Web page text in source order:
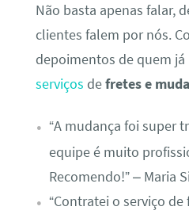
Não basta apenas falar,
clientes falem por nós.
depoimentos de quem
serviços defretes e
“A mudança foi super
equipe é muito
Recomendo!” – Maria
“Contratei o serviço de